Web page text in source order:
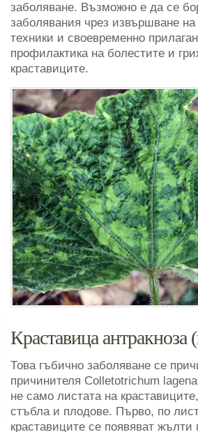
заболяване. Възможно е да се
заболявания чрез извършване на
техники и своевременно
профилактика на болестите и
краставиците.
Краставица антракноза
Това гъбично заболяване се
причинителя Colletotrichum
не само листата на
стъбла и плодове. Първо, по
краставиците се появяват жълти